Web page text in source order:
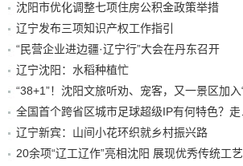
沈阳市优化调整七项住房公积金政策举措
辽宁发布三项知识产权工作指引
“民营企业进边疆·辽宁行”大会在丹东召开
辽宁沈阳：水稻种植忙
辽宁新宾：山间小花环织就乡村振兴路
20余项“辽工辽作”亮相沈阳 展现优秀传统工艺